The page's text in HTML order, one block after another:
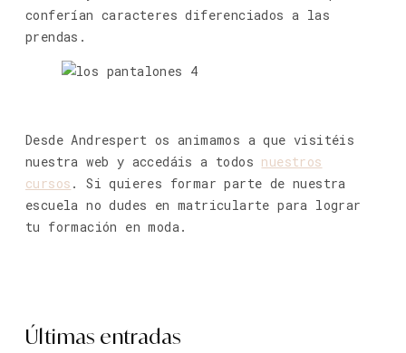
conferían caracteres diferenciados a las
prendas.
Desde Andrespert os animamos a que visitéis
nuestra web y accedáis a todos nuestros
cursos . Si quieres formar parte de nuestra
escuela no dudes en matricularte para lograr
tu formación en moda.
Últimas entradas